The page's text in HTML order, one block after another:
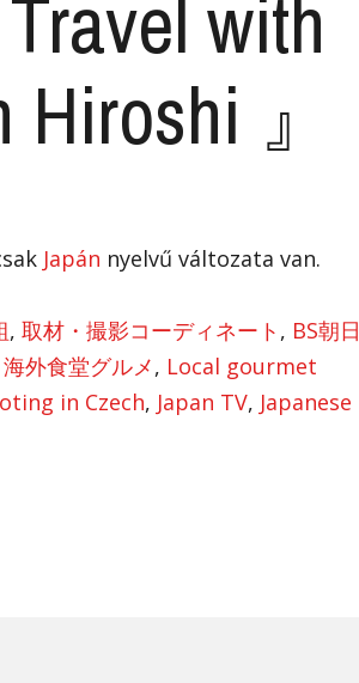
with
』
Japán nyelvű változata van.
, 取材・撮影コーディネート , BS朝日
海外食堂グルメ, Local gourmet
in Czech, Japan TV, Japanese